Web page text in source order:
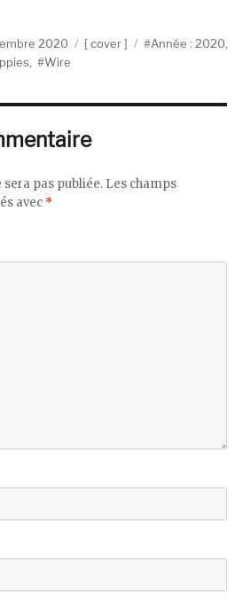
2020 Catégories
cover Étiquettes
Année : 2020
Wire
pas publiée. Les champs
avec *